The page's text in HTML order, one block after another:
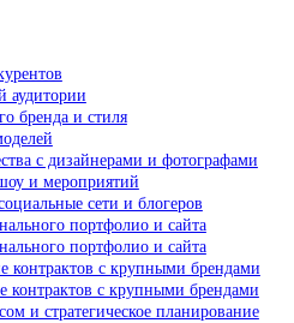
аудитории
бренда и стиля
с дизайнерами и фотографами
и мероприятий
сети и блогеров
портфолио и сайта
портфолио и сайта
контрактов с крупными брендами
контрактов с крупными брендами
и стратегическое планирование